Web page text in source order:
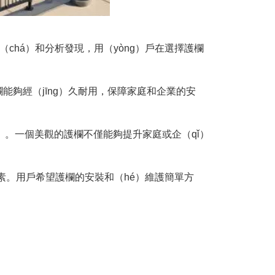
chá）和分析發現，用（yòng）戶在選擇護欄
夠經（jīng）久耐用，保障家庭和企業的安
一個美觀的護欄不僅能夠提升家庭或企（qǐ）
用戶希望護欄的安裝和（hé）維護簡單方